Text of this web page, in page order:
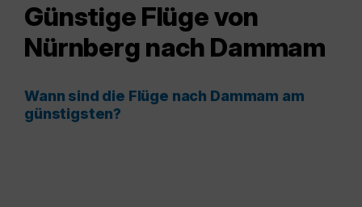
Günstige Flüge von
Nürnberg nach Dammam
Wann sind die Flüge nach Dammam am
günstigsten?